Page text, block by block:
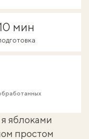
мин
яблоками
простом